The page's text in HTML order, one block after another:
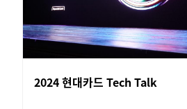
2024 현대카드 Tech Talk